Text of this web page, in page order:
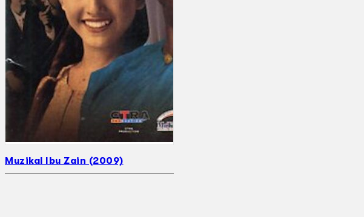
Muzikal Ibu Zain (2009)